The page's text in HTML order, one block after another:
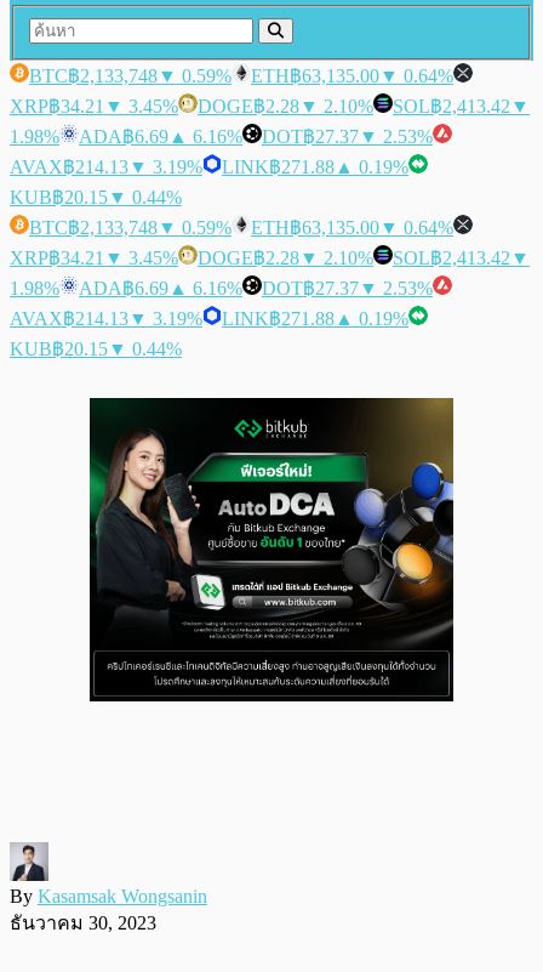
BTC฿2,133,748▼ 0.59% ETH฿63,135.00▼ 0.64%
XRP฿34.21 ▼ 3.45% DOGE฿2.28▼ 2.10% SOL฿2,413.42 ▼
1.98%
ADA฿6.69 ▲ 6.16% DOT฿27.37▼ 2.53%
AVAX฿214.13▼ 3.19% LINK฿271.88 ▲ 0.19%
KUB฿20.15▼ 0.44%
BTC฿2,133,748▼ 0.59% ETH฿63,135.00▼ 0.64%
XRP฿34.21 ▼ 3.45% DOGE฿2.28▼ 2.10% SOL฿2,413.42 ▼
1.98%
ADA฿6.69 ▲ 6.16% DOT฿27.37▼ 2.53%
AVAX฿214.13▼ 3.19% LINK฿271.88 ▲ 0.19%
KUB฿20.15▼ 0.44%
By Kasamsak Wongsanin
ธันวาคม 30, 2023